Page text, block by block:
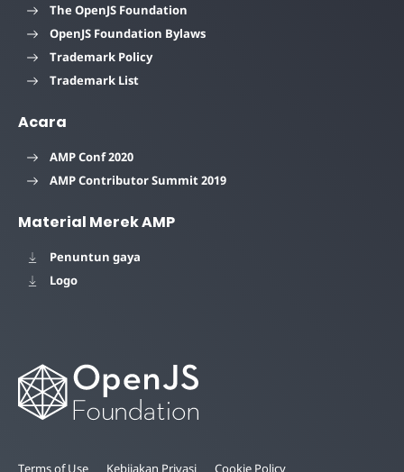
The OpenJS Foundation
OpenJS Foundation Bylaws
Trademark Policy
Trademark List
Acara
AMP Conf 2020
AMP Contributor Summit 2019
Material Merek AMP
Penuntun gaya
Logo
Terms of Use Kebijakan Privasi Cookie Policy